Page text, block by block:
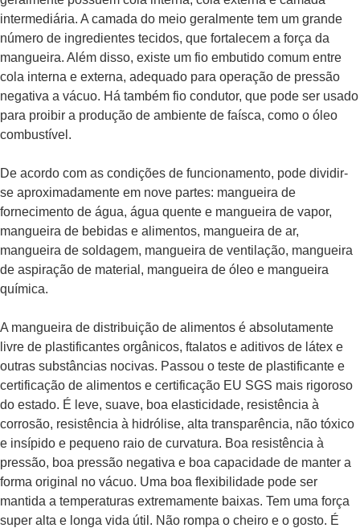
intermediária. A camada do meio geralmente tem um grande
número de ingredientes tecidos, que fortalecem a força da
mangueira. Além disso, existe um fio embutido comum entre
cola interna e externa, adequado para operação de pressão
negativa a vácuo. Há também fio condutor, que pode ser usado
para proibir a produção de ambiente de faísca, como o óleo
combustível.
De acordo com as condições de funcionamento, pode dividir-
se aproximadamente em nove partes: mangueira de
fornecimento de água, água quente e mangueira de vapor,
mangueira de bebidas e alimentos, mangueira de ar,
mangueira de soldagem, mangueira de ventilação, mangueira
de aspiração de material, mangueira de óleo e mangueira
química.
A mangueira de distribuição de alimentos é absolutamente
livre de plastificantes orgânicos, ftalatos e aditivos de látex e
outras substâncias nocivas. Passou o teste de plastificante e
certificação de alimentos e certificação EU SGS mais rigoroso
do estado. É leve, suave, boa elasticidade, resistência à
corrosão, resistência à hidrólise, alta transparência, não tóxico
e insípido e pequeno raio de curvatura. Boa resistência à
pressão, boa pressão negativa e boa capacidade de manter a
forma original no vácuo. Uma boa flexibilidade pode ser
mantida a temperaturas extremamente baixas. Tem uma força
super alta e longa vida útil. Não rompa o cheiro e o gosto. É